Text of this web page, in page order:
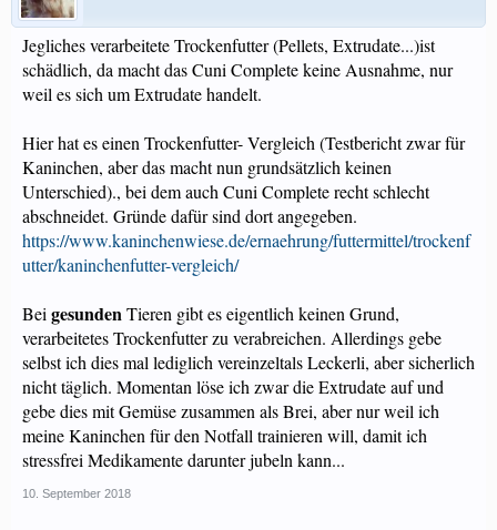
Jegliches verarbeitete Trockenfutter (Pellets, Extrudate...)ist
schädlich, da macht das Cuni Complete keine Ausnahme, nur
weil es sich um Extrudate handelt.
Hier hat es einen Trockenfutter- Vergleich (Testbericht zwar für
Kaninchen, aber das macht nun grundsätzlich keinen
Unterschied)., bei dem auch Cuni Complete recht schlecht
abschneidet. Gründe dafür sind dort angegeben.
https://www.kaninchenwiese.de/ernaehrung/futtermittel/trockenf
utter/kaninchenfutter-vergleich/
Bei gesundenTieren gibt es eigentlich keinen Grund,
verarbeitetes Trockenfutter zu verabreichen. Allerdings gebe
selbst ich dies mal lediglich vereinzeltals Leckerli, aber sicherlich
nicht täglich. Momentan löse ich zwar die Extrudate auf und
gebe dies mit Gemüse zusammen als Brei, aber nur weil ich
meine Kaninchen für den Notfall trainieren will, damit ich
stressfrei Medikamente darunter jubeln kann...
10. September 2018